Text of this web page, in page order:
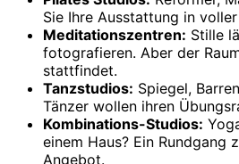
Sie Ihre Ausstattung in
Meditationszentren: Stille
fotografieren. Aber der
stattfindet.
Tanzstudios: Spiegel,
Tänzer wollen ihren
Kombinations-Studios:
einem Haus? Ein Rundgang
Angebot.